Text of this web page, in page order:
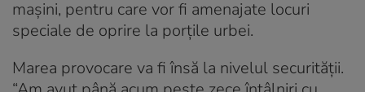
mașini, pentru care vor fi amenajate locuri
speciale de oprire la porțile urbei.
Marea provocare va fi însă la nivelul securității.